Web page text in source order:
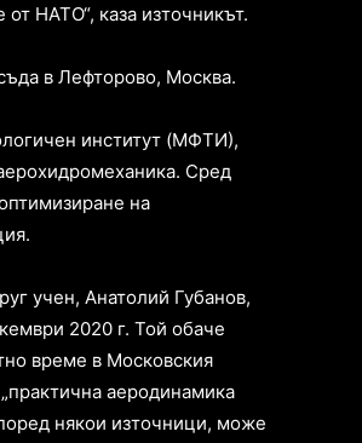
НАТО“, каза източникът.
в Лефторово, Москва.
институт (MФТИ),
Сред
на
учен, Анатолий Губанов,
2020 г. Той обаче
време в Московския
аеродинамика
някои източници, може